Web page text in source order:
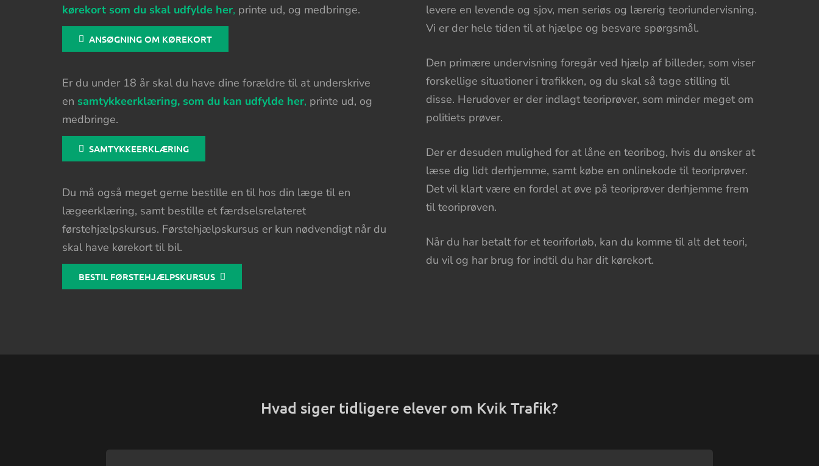
kørekort som du skal udfylde her, printe ud, og medbringe.
ANSØGNING OM KØREKORT
Er du under 18 år skal du have dine forældre til at underskrive
en samtykkeerklæring, som du kan udfylde her, printe ud, og
medbringe.
SAMTYKKEERKLÆRING
Du må også meget gerne bestille en til hos din læge til en
lægeerklæring, samt bestille et færdselsrelateret
førstehjælpskursus. Førstehjælpskursus er kun nødvendigt når du
skal have kørekort til bil.
BESTIL FØRSTEHJÆLPSKURSUS
levere en levende og sjov, men seriøs og lærerig teoriundervisning.
Vi er der hele tiden til at hjælpe og besvare spørgsmål.
Den primære undervisning foregår ved hjælp af billeder, som viser
forskellige situationer i trafikken, og du skal så tage stilling til
disse. Herudover er der indlagt teoriprøver, som minder meget om
politiets prøver.
Der er desuden mulighed for at låne en teoribog, hvis du ønsker at
læse dig lidt derhjemme, samt købe en onlinekode til teoriprøver.
Det vil klart være en fordel at øve på teoriprøver derhjemme frem
til teoriprøven.
Når du har betalt for et teoriforløb, kan du komme til alt det teori,
du vil og har brug for indtil du har dit kørekort.
Hvad siger tidligere elever om Kvik Trafik?